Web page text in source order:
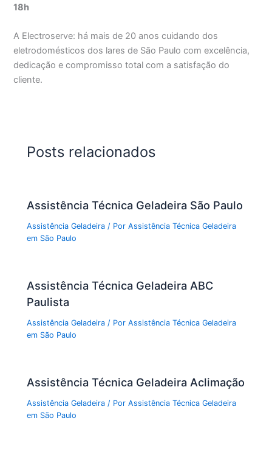
18h
A Electroserve: há mais de 20 anos cuidando dos
eletrodomésticos dos lares de São Paulo com excelência,
dedicação e compromisso total com a satisfação do
cliente.
Posts relacionados
Assistência Técnica Geladeira São Paulo
Assistência Geladeira / PorAssistência Técnica Geladeira
em São Paulo
Assistência Técnica Geladeira ABC
Paulista
Assistência Geladeira / PorAssistência Técnica Geladeira
em São Paulo
Assistência Técnica Geladeira Aclimação
Assistência Geladeira / PorAssistência Técnica Geladeira
em São Paulo